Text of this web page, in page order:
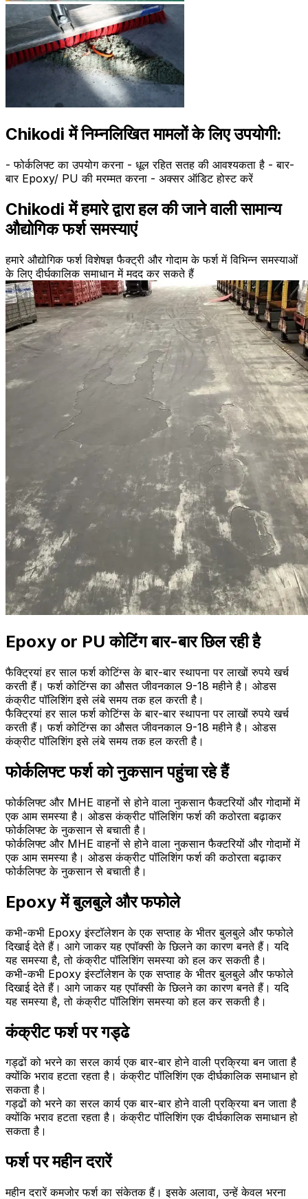
Chikodi में निम्नलिखित मामलों के लिए उपयोगी:
- फोर्कलिफ्ट का उपयोग करना - धूल रहित सतह की आवश्यकता है - बार-
बार Epoxy/ PU की मरम्मत करना - अक्सर ऑडिट होस्ट करें
Chikodi में हमारे द्वारा हल की जाने वाली सामान्य
औद्योगिक फर्श समस्याएं
हमारे औद्योगिक फर्श विशेषज्ञ फैक्ट्री और गोदाम के फर्श में विभिन्न समस्याओं
के लिए दीर्घकालिक समाधान में मदद कर सकते हैं
Epoxy or PU कोटिंग बार-बार छिल रही है
फैक्ट्रियां हर साल फर्श कोटिंग्स के बार-बार स्थापना पर लाखों रुपये खर्च
करती हैं। फर्श कोटिंग्स का औसत जीवनकाल 9-18 महीने है। ओडस
कंक्रीट पॉलिशिंग इसे लंबे समय तक हल करती है।
फैक्ट्रियां हर साल फर्श कोटिंग्स के बार-बार स्थापना पर लाखों रुपये खर्च
करती हैं। फर्श कोटिंग्स का औसत जीवनकाल 9-18 महीने है। ओडस
कंक्रीट पॉलिशिंग इसे लंबे समय तक हल करती है।
फोर्कलिफ्ट फर्श को नुकसान पहुंचा रहे हैं
फोर्कलिफ्ट और MHE वाहनों से होने वाला नुकसान फैक्टरियों और गोदामों में
एक आम समस्या है। ओडस कंक्रीट पॉलिशिंग फर्श की कठोरता बढ़ाकर
फोर्कलिफ्ट के नुकसान से बचाती है।
फोर्कलिफ्ट और MHE वाहनों से होने वाला नुकसान फैक्टरियों और गोदामों में
एक आम समस्या है। ओडस कंक्रीट पॉलिशिंग फर्श की कठोरता बढ़ाकर
फोर्कलिफ्ट के नुकसान से बचाती है।
Epoxy में बुलबुले और फफोले
कभी-कभी Epoxy इंस्टॉलेशन के एक सप्ताह के भीतर बुलबुले और फफोले
दिखाई देते हैं। आगे जाकर यह एपॉक्सी के छिलने का कारण बनते हैं। यदि
यह समस्या है, तो कंक्रीट पॉलिशिंग समस्या को हल कर सकती है।
कभी-कभी Epoxy इंस्टॉलेशन के एक सप्ताह के भीतर बुलबुले और फफोले
दिखाई देते हैं। आगे जाकर यह एपॉक्सी के छिलने का कारण बनते हैं। यदि
यह समस्या है, तो कंक्रीट पॉलिशिंग समस्या को हल कर सकती है।
कंक्रीट फर्श पर गड्ढे
गड्ढों को भरने का सरल कार्य एक बार-बार होने वाली प्रक्रिया बन जाता है
क्योंकि भराव हटता रहता है। कंक्रीट पॉलिशिंग एक दीर्घकालिक समाधान हो
सकता है।
गड्ढों को भरने का सरल कार्य एक बार-बार होने वाली प्रक्रिया बन जाता है
क्योंकि भराव हटता रहता है। कंक्रीट पॉलिशिंग एक दीर्घकालिक समाधान हो
सकता है।
फर्श पर महीन दरारें
महीन दरारें कमजोर फर्श का संकेतक हैं। इसके अलावा, उन्हें केवल भरना